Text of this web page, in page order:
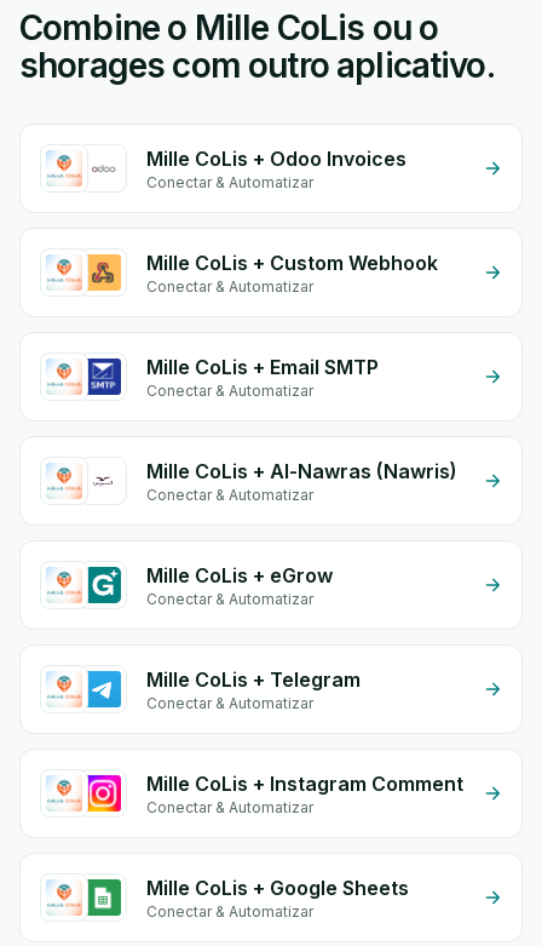
Combine o Mille CoLis ou o
shorages com outro aplicativo.
Mille CoLis + Odoo Invoices
Conectar & Automatizar
Mille CoLis + Custom Webhook
Conectar & Automatizar
Mille CoLis + Email SMTP
Conectar & Automatizar
Mille CoLis + Al-Nawras (Nawris)
Conectar & Automatizar
Mille CoLis + eGrow
Conectar & Automatizar
Mille CoLis + Telegram
Conectar & Automatizar
Mille CoLis + Instagram Comment
Conectar & Automatizar
Mille CoLis + Google Sheets
Conectar & Automatizar